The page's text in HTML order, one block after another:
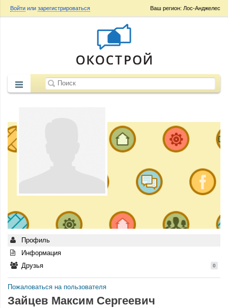
Ваш регион: Лос-Анджелес
Войти или зарегистрироваться
Профиль
Информация
Друзья
0
Пожаловаться на пользователя
Зайцев Максим Сергеевич